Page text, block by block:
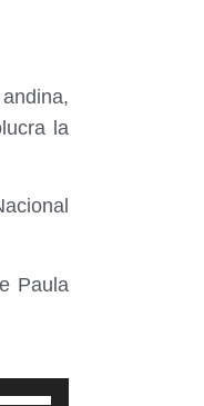
la
Paula